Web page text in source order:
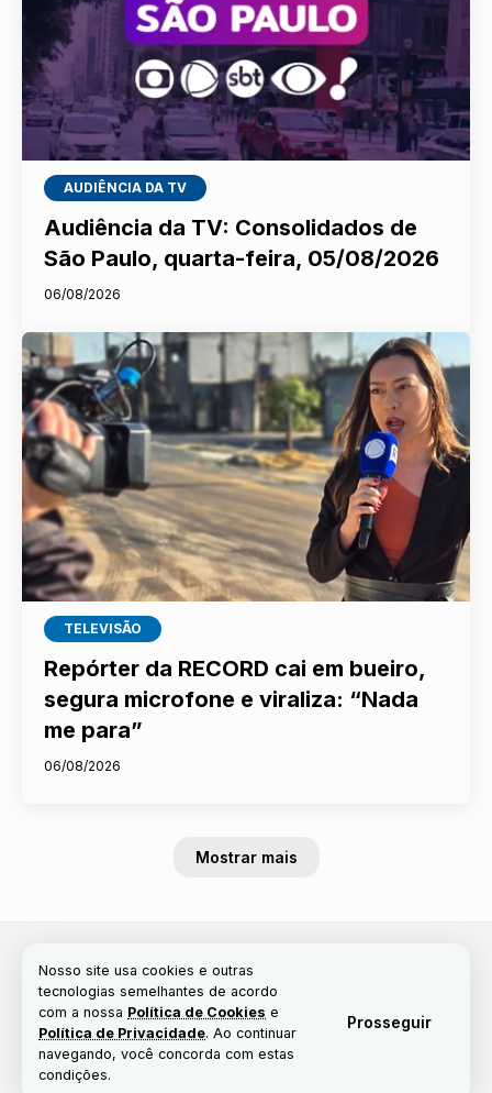
Nosso site usa cookies e outras
tecnologias semelhantes de acordo
com a nossa Política de Cookies e
Política de Privacidade. Ao continuar
navegando, você concorda com estas
condições.
Prosseguir
AUDIÊNCIA DA TV
Audiência da TV: Consolidados de
São Paulo, quarta-feira, 05/08/2026
06/08/2026
TELEVISÃO
Repórter da RECORD cai em bueiro,
segura microfone e viraliza: “Nada
me para”
06/08/2026
Mostrar mais